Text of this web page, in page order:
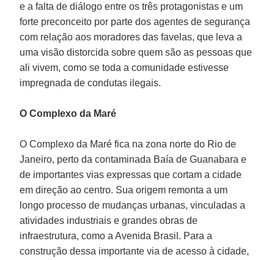
e a falta de diálogo entre os três protagonistas e um
forte preconceito por parte dos agentes de segurança
com relação aos moradores das favelas, que leva a
uma visão distorcida sobre quem são as pessoas que
ali vivem, como se toda a comunidade estivesse
impregnada de condutas ilegais.
O Complexo da Maré
O Complexo da Maré fica na zona norte do Rio de
Janeiro, perto da contaminada Baía de Guanabara e
de importantes vias expressas que cortam a cidade
em direção ao centro. Sua origem remonta a um
longo processo de mudanças urbanas, vinculadas a
atividades industriais e grandes obras de
infraestrutura, como a Avenida Brasil. Para a
construção dessa importante via de acesso à cidade,